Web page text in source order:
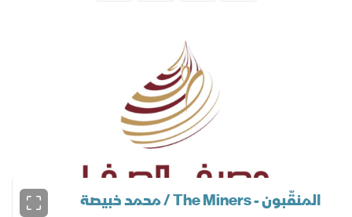
المنقّبون - The Miners / محمد خبيصة